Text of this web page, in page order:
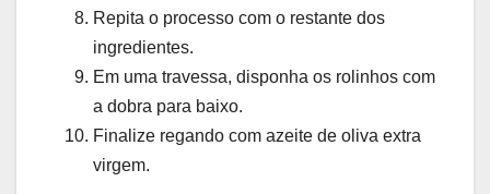
Repita o processo com o restante dos
ingredientes.
Em uma travessa, disponha os rolinhos com
a dobra para baixo.
Finalize regando com azeite de oliva extra
virgem.